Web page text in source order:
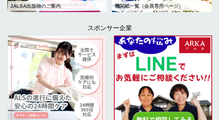
JALSA出版物のご案内 機関紙一覧（会員専用ページ）
スポンサー企業